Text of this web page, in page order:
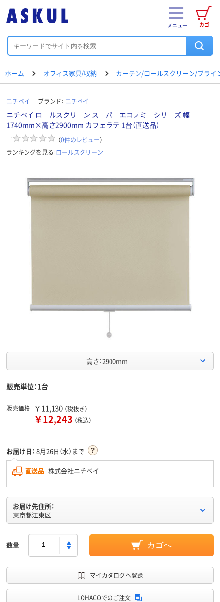
カゴ
メニュー
ホーム オフィス家具/収納 カーテン/ロールスクリーン/ブライ
ニチベイ ブランド： ニチベイ
ニチベイ ロールスクリーン スーパーエコノミーシリーズ 幅
1740mm×高さ2900mm カフェラテ 1台（直送品）
（0件のレビュー）
ランキングを見る：ロールスクリーン
高さ：2900mm
販売単位：1台
販売価格 ￥11,130 （税抜き）
￥12,243 （税込）
お届け日： 8月26日（水）まで
直送品 株式会社ニチベイ
お届け先住所：
東京都江東区
数量 カゴへ
マイカタログへ登録
LOHACOでのご注文